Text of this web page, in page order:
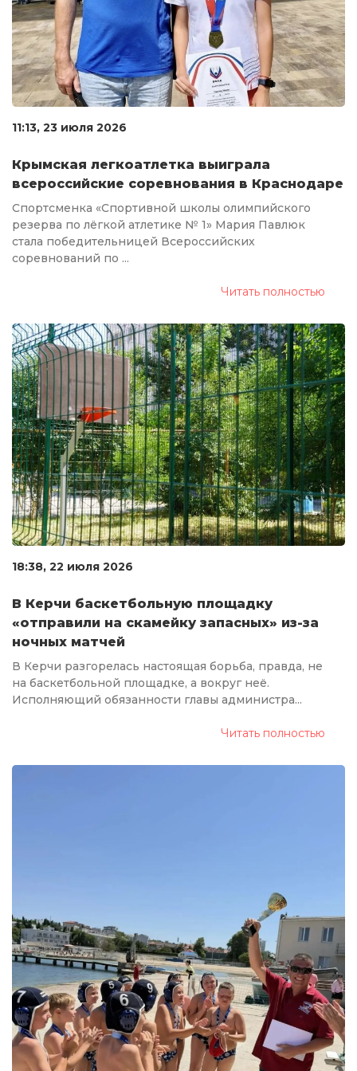
11:13, 23 июля 2026
Крымская легкоатлетка выиграла
всероссийские соревнования в Краснодаре
Спортсменка «Спортивной школы олимпийского
резерва по лёгкой атлетике № 1» Мария Павлюк
стала победительницей Всероссийских
соревнований по ...
Читать полностью
18:38, 22 июля 2026
В Керчи баскетбольную площадку
«отправили на скамейку запасных» из-за
ночных матчей
В Керчи разгорелась настоящая борьба, правда, не
на баскетбольной площадке, а вокруг неё.
Исполняющий обязанности главы администра...
Читать полностью